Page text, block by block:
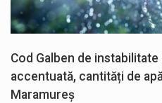
Cod Galben de
accentuată, cantități de
Maramureș